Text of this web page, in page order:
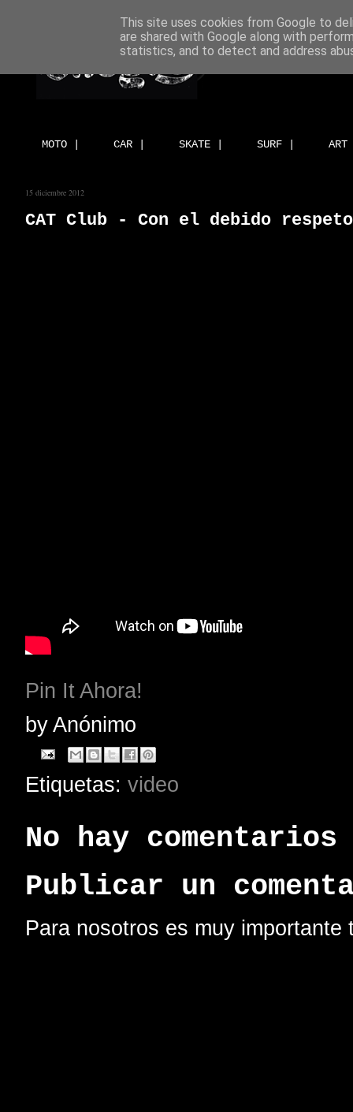
MOTO | CAR | SKATE | SURF |
15 diciembre 2012
CAT Club - Con el debido respeto
Pin It Ahora!
byAnónimo
Etiquetas: video
No hay
Publicar un
Para nosotros es muy
This site uses cookies from Google to
are shared with Google along with
statistics, and to detect and address